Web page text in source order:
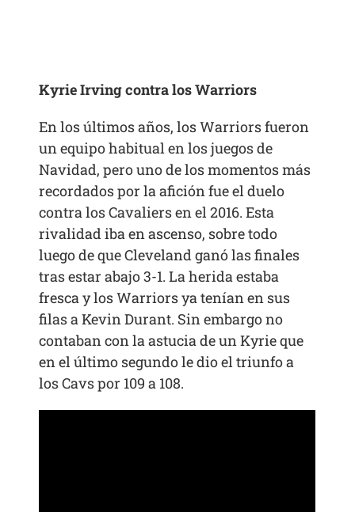
Kyrie Irving contra los Warriors
En los últimos años, los Warriors fueron
un equipo habitual en los juegos de
Navidad, pero uno de los momentos más
recordados por la afición fue el duelo
contra los Cavaliers en el 2016. Esta
rivalidad iba en ascenso, sobre todo
luego de que Cleveland ganó las finales
tras estar abajo 3-1. La herida estaba
fresca y los Warriors ya tenían en sus
filas a Kevin Durant. Sin embargo no
contaban con la astucia de un Kyrie que
en el último segundo le dio el triunfo a
los Cavs por 109 a 108.